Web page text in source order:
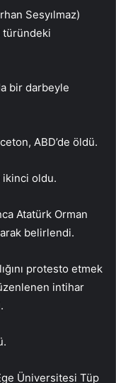
Sesyılmaz)
türündeki
bir darbeyle
ABD’de öldü.
ikinci oldu.
Atatürk Orman
belirlendi.
protesto etmek
intihar
Üniversitesi Tüp